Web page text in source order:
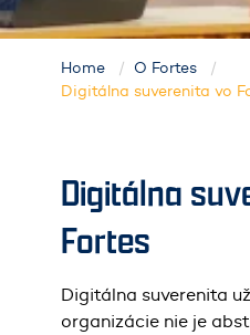
Home
O Fortes
Digitálna suverenita vo
Digitálna
Fortes
Digitálna suverenita
organizácie nie je